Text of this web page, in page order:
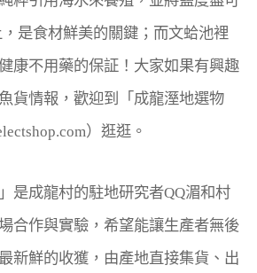
是食材鮮美的關鍵；而文蛤池裡
康不用藥的保証！大家如果有興趣
貨情報，歡迎到「成龍溼地選物
）逛逛。
是成龍村的駐地研究者QQ湄和村
合作與實驗，希望能讓生產者無後
新鮮的收獲，由產地直接集貨、出